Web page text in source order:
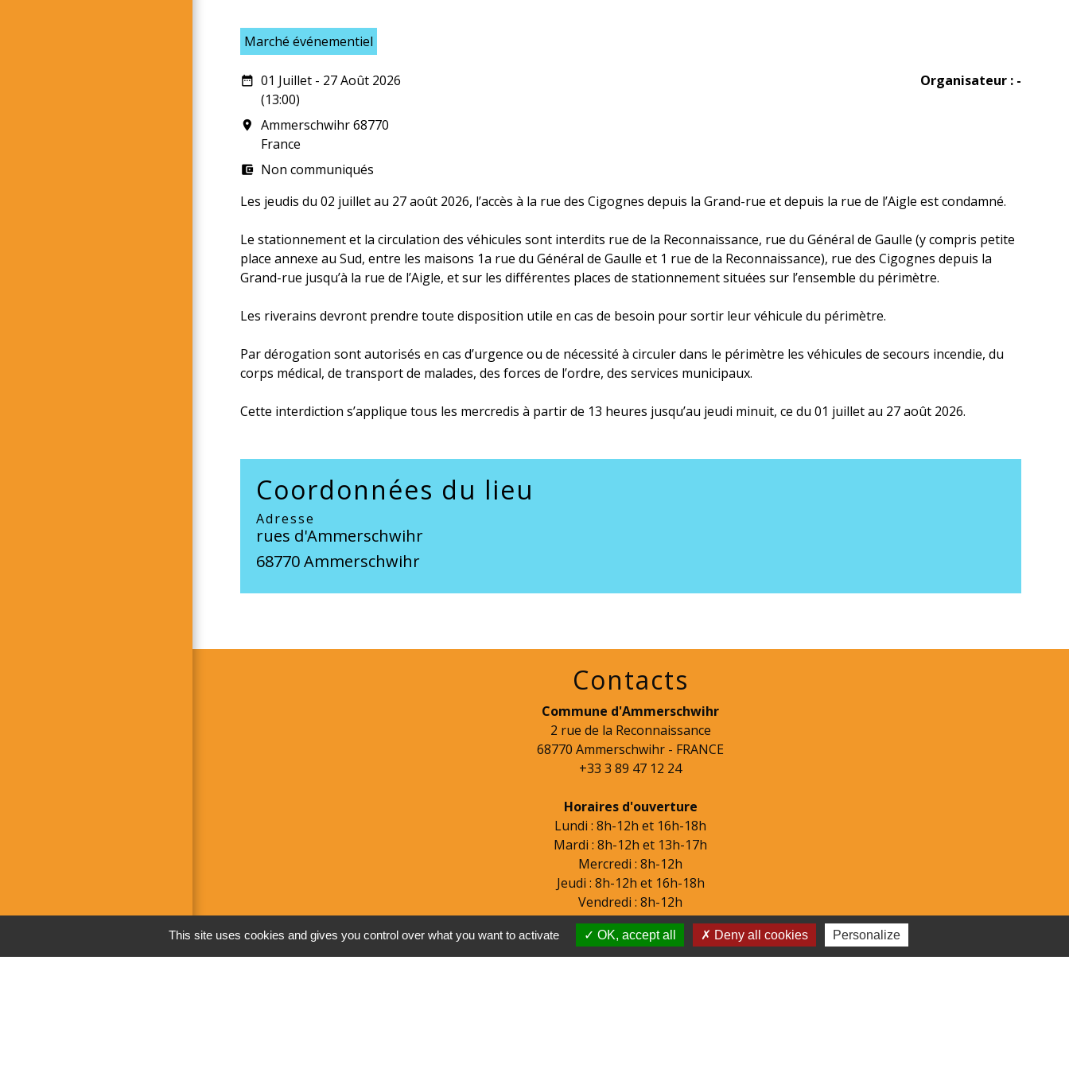
Marché événementiel
date_range 01 Juillet - 27 Août 2026
(13:00)
room
Ammerschwihr 68770
France
account_balance_wallet Non communiqués
Organisateur : -
Les jeudis du 02 juillet au 27 août 2026, l’accès à la rue des Cigognes depuis la Grand-rue et depuis la rue de l’Aigle est condamné.
Le stationnement et la circulation des véhicules sont interdits rue de la Reconnaissance, rue du Général de Gaulle (y compris petite
place annexe au Sud, entre les maisons 1a rue du Général de Gaulle et 1 rue de la Reconnaissance), rue des Cigognes depuis la
Grand-rue jusqu’à la rue de l’Aigle, et sur les différentes places de stationnement situées sur l’ensemble du périmètre.
Les riverains devront prendre toute disposition utile en cas de besoin pour sortir leur véhicule du périmètre.
Par dérogation sont autorisés en cas d’urgence ou de nécessité à circuler dans le périmètre les véhicules de secours incendie, du
corps médical, de transport de malades, des forces de l’ordre, des services municipaux.
Cette interdiction s’applique tous les mercredis à partir de 13 heures jusqu’au jeudi minuit, ce du 01 juillet au 27 août 2026.
Coordonnées du lieu
Adresse
rues d'Ammerschwihr
68770 Ammerschwihr
Contacts
Commune d'Ammerschwihr
2 rue de la Reconnaissance
68770 Ammerschwihr - FRANCE
+33 3 89 47 12 24
Horaires d'ouverture
Lundi : 8h-12h et 16h-18h
Mardi : 8h-12h et 13h-17h
Mercredi : 8h-12h
Jeudi : 8h-12h et 16h-18h
Vendredi : 8h-12h
This site uses cookies and gives you control over what you want to activate OK, accept all Deny all cookies Personalize